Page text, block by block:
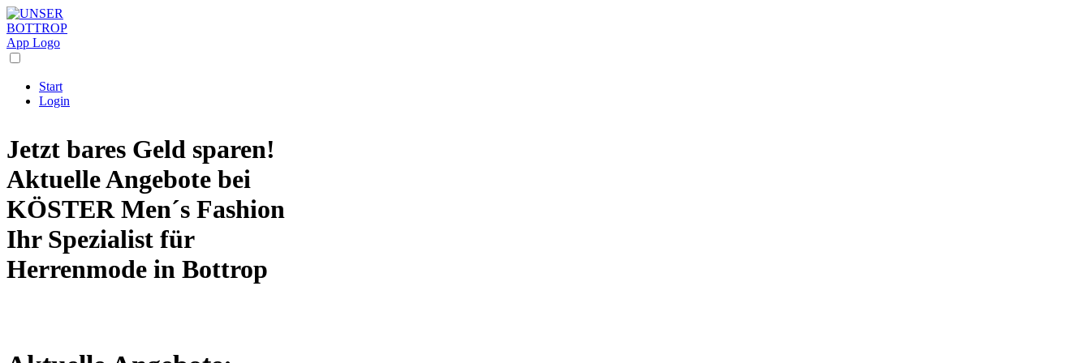
Start
Login
Jetzt bares Geld sparen!
Aktuelle Angebote bei
KÖSTER Men´s Fashion
Ihr Spezialist für
Herrenmode in Bottrop